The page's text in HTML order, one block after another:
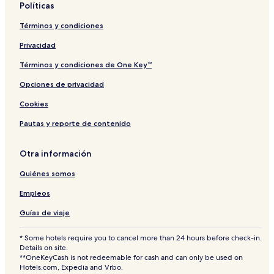
Z
o
n
e
Políticas
Términos y condiciones
Privacidad
Términos y condiciones de One Key™
Opciones de privacidad
Cookies
Pautas y reporte de contenido
Otra información
Quiénes somos
Empleos
Guías de viaje
* Some hotels require you to cancel more than 24 hours before check-in.
Details on site.
**OneKeyCash is not redeemable for cash and can only be used on
Hotels.com, Expedia and Vrbo.